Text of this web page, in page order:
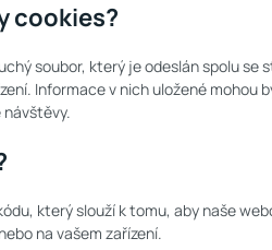
cookies?
soubor, který je odeslán spolu
Informace v nich uložené mohou
který slouží k tomu, aby naše
na vašem zařízení.